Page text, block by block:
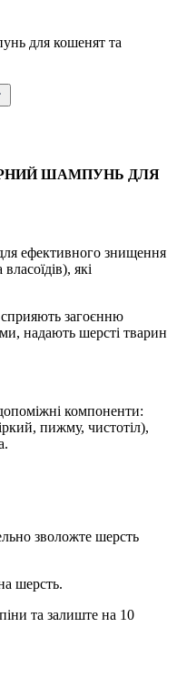
для кошенят та
ШАМПУНЬ ДЛЯ
ефективного знищення
які
загоєнню
надають шерсті тварин
компоненти:
пижму, чистотіл),
зволожте шерсть
шерсть.
та залиште на 10